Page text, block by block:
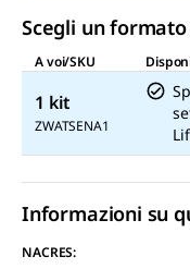
Scegli un formato
A voi/SKU
1 kit
ZWATSENA1
Informazioni su
NACRES: